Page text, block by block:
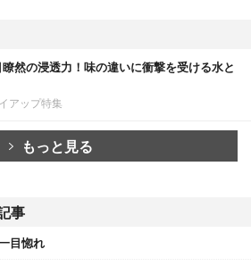
然の浸透力！味の違いに衝撃を受ける水と
アップ特集
もっと見る
事
目惚れ